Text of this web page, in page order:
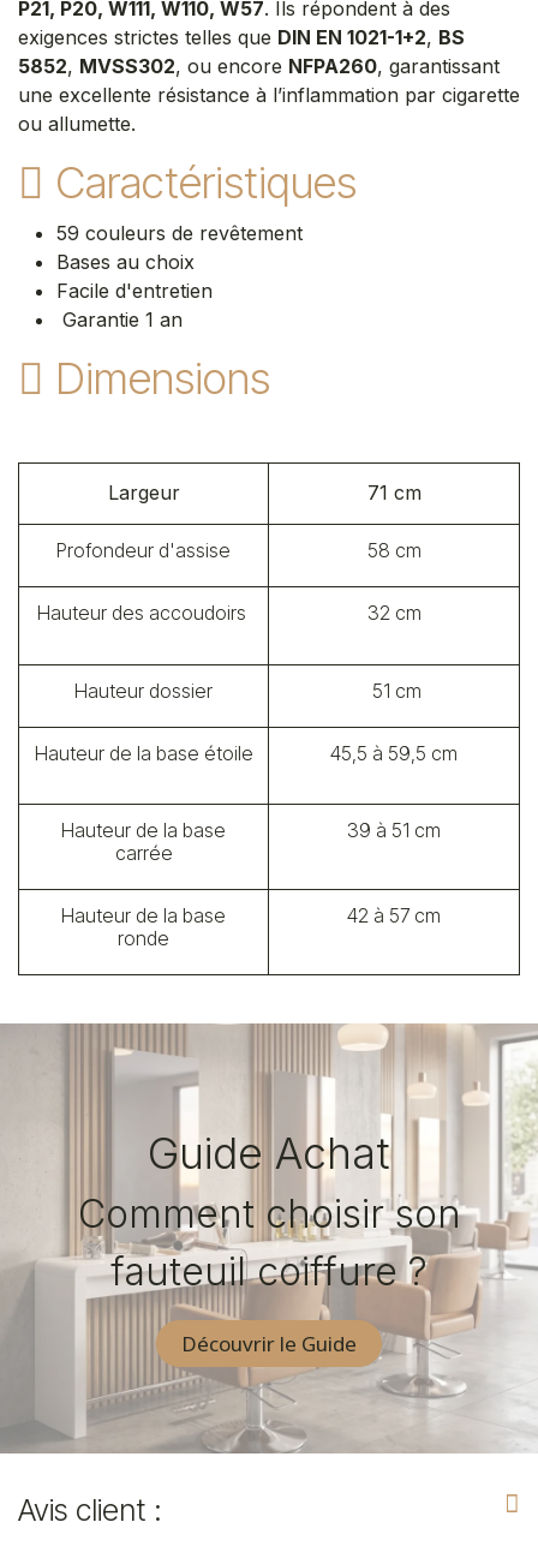
P21, P20, W111, W110, W57. Ils répondent à des
exigences strictes telles que DIN EN 1021-1+2, BS
5852, MVSS302, ou encore NFPA260, garantissant
une excellente résistance à l’inflammation par cigarette
ou allumette.
Caractéristiques
59 couleurs de revêtement
Bases au choix
Facile d'entretien
Garantie 1 an
Dimensions
Largeur 71 cm
Profondeur d'assise 58 cm
Hauteur des accoudoirs 32 cm
Hauteur dossier 51 cm
Hauteur de la base étoile 45,5 à 59,5 cm
Hauteur de la base
carrée
39 à 51 cm
Hauteur de la base
ronde
42 à 57 cm
Guide Achat
Comment choisir son
fauteuil coiffure ?
Découvrir le Guide
Avis client :